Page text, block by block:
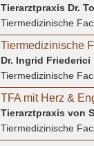
Tierarztpraxis Dr.
Tiermedizinische
Tiermedizinische
Dr. Ingrid Friederici
Tiermedizinische
TFA mit Herz &
Tierarztpraxis von
Tiermedizinische